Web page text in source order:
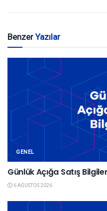
BenzerYazılar
GENEL
Günlük Açığa Satış
6 AĞUSTOS 2026